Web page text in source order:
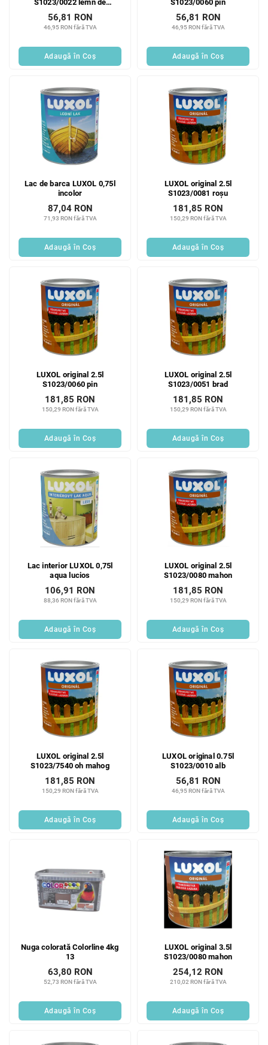
S1023/0022 lemn de
trandafir
46,95 RON fără TVA
56,81 RON
Adaugă în Coş
S1023/0060 pin
46,95 RON fără TVA
56,81 RON
Adaugă în Coş
Lac de barca LUXOL 0,75l
incolor
71,93 RON fără TVA
87,04 RON
Adaugă în Coş
LUXOL original 2.5l
S1023/0081 roșu
150,29 RON fără TVA
181,85 RON
Adaugă în Coş
LUXOL original 2.5l
S1023/0060 pin
150,29 RON fără TVA
181,85 RON
Adaugă în Coş
LUXOL original 2.5l
S1023/0051 brad
150,29 RON fără TVA
181,85 RON
Adaugă în Coş
Lac interior LUXOL 0,75l
aqua lucios
88,36 RON fără TVA
106,91 RON
Adaugă în Coş
LUXOL original 2.5l
S1023/0080 mahon
150,29 RON fără TVA
181,85 RON
Adaugă în Coş
LUXOL original 2.5l
S1023/7540 oh mahog
150,29 RON fără TVA
181,85 RON
Adaugă în Coş
LUXOL original 0.75l
S1023/0010 alb
46,95 RON fără TVA
56,81 RON
Adaugă în Coş
Nuga colorată Colorline 4kg
13
52,73 RON fără TVA
63,80 RON
Adaugă în Coş
LUXOL original 3.5l
S1023/0080 mahon
210,02 RON fără TVA
254,12 RON
Adaugă în Coş